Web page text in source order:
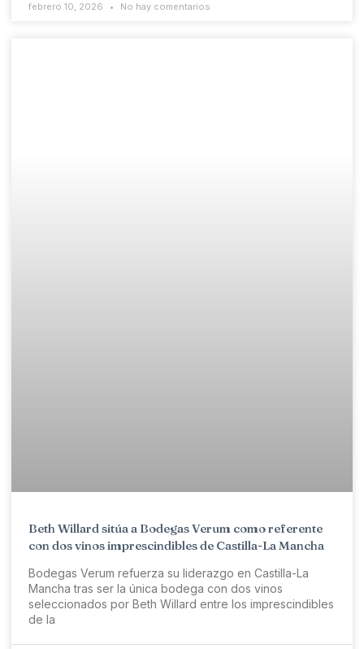
febrero 10, 2026 No hay comentarios
Beth Willard sitúa a Bodegas Verum como referente
con dos vinos imprescindibles de Castilla-La Mancha
Bodegas Verum refuerza su liderazgo en Castilla-La
Mancha tras ser la única bodega con dos vinos
seleccionados por Beth Willard entre los imprescindibles
de la